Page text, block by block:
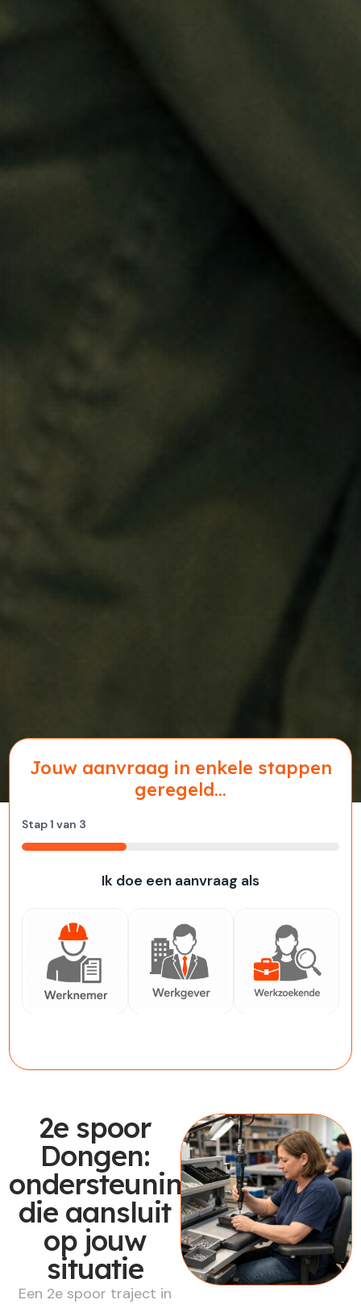
Jouw aanvraag in enkele stappen
geregeld...
Stap1 van 3
33%
Ik doe een aanvraag als
2e spoor
Dongen:
ondersteuning
die aansluit
op jouw
situatie
Een 2e spoor traject in